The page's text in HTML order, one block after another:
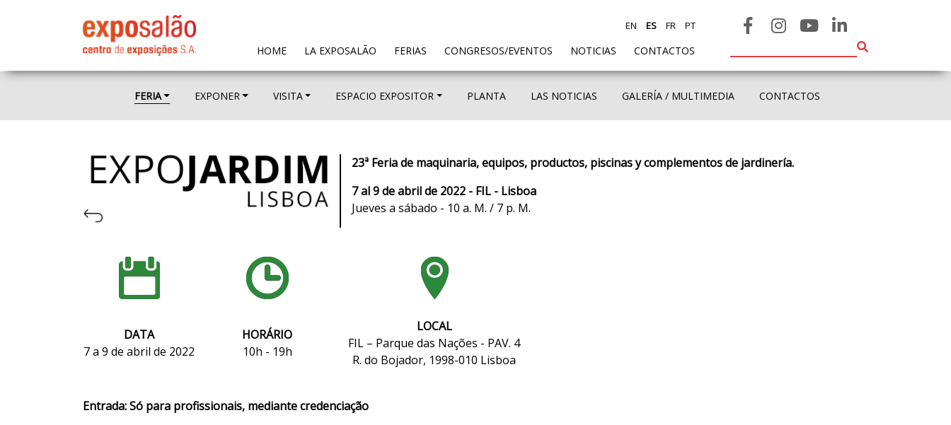
HOME(CURRENT)
LA EXPOSALÃO FERIAS CONGRESOS/EVENTOS NOTICIAS CONTACTOS
EN ES FR PT
FERIA EXPONER VISITA ESPACIO EXPOSITOR PLANTA LAS NOTICIAS GALERÍA / MULTIMEDIA CONTACTOS
23ª Feria de maquinaria, equipos, productos, piscinas y complementos de jardinería.
7 al 9 de abril de 2022 - FIL - Lisboa
Jueves a sábado - 10 a. M. / 7 p. M.
DATA
7 a 9 de abril de 2022
HORÁRIO
10h - 19h
LOCAL
FIL – Parque das Nações - PAV. 4
R. do Bojador, 1998-010 Lisboa
Entrada: Só para profissionais, mediante credenciação